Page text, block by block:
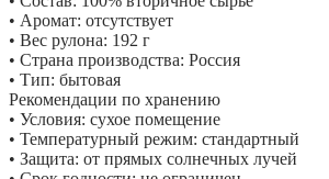
• Аромат: отсутствует
• Вес рулона: 192 г
• Страна производства: Россия
• Тип: бытовая
Рекомендации по хранению
• Условия: сухое помещение
• Температурный режим: стандартный
• Защита: от прямых солнечных лучей